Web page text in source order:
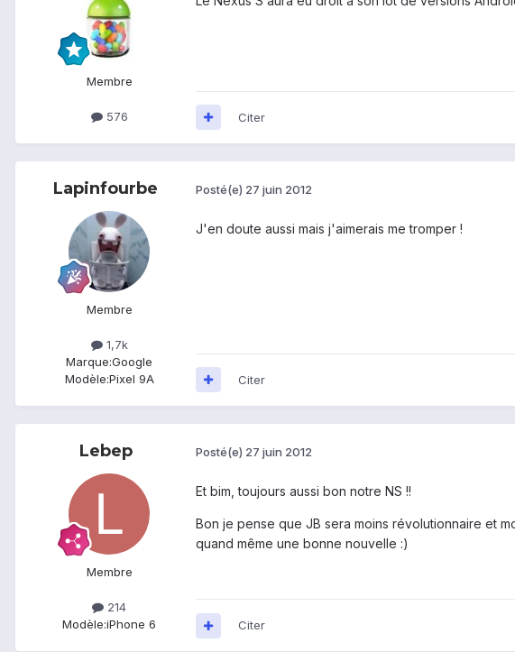
Membre
576 Citer
Lapinfourbe
Membre
1,7k
Marque:Google
Modèle:Pixel 9A
Posté(e) 27 juin 2012
J'en doute aussi mais j'aimerais me tromper !
Citer
Lebep
Membre
214
Modèle:iPhone 6
Posté(e) 27 juin 2012
Et bim, toujours aussi bon notre NS !!
Bon je pense que JB sera moins révolutionnaire et
quand même une bonne nouvelle :)
Citer